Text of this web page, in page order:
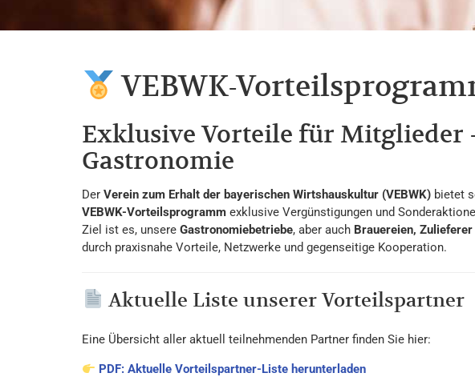
VEBWK-
Exklusive Vorteile für Mitglieder
Gastronomie
Der Verein zum Erhalt der bayerischen Wirtshauskultur (VEBWK) bietet
VEBWK-Vorteilsprogramm exklusive Vergünstigungen und
Ziel ist es, unsere Gastronomiebetriebe, aber auch Brauereien,
durch praxisnahe Vorteile, Netzwerke und gegenseitige Kooperation.
Aktuelle Liste unserer Vorteilspartner
Eine Übersicht aller aktuell teilnehmenden Partner finden Sie hier:
PDF: Aktuelle Vorteilspartner-Liste herunterladen